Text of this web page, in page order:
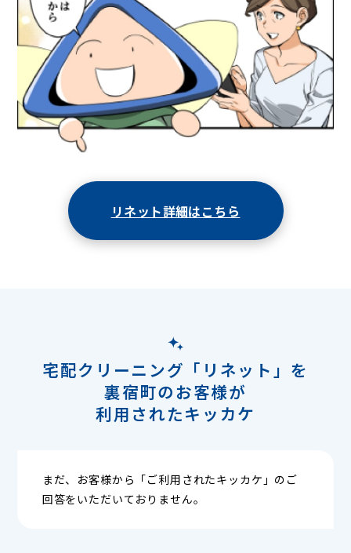
リネット詳細はこちら
宅配クリーニング「リネット」を
裏宿町のお客様が
利用されたキッカケ
まだ、お客様から「ご利用されたキッカケ」のご
回答をいただいておりません。